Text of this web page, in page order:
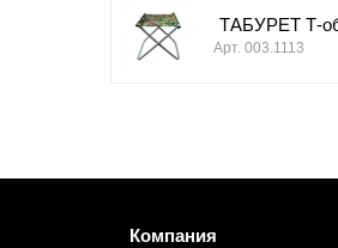
ТАБУРЕТ Т-
Арт. 003.1113
Компания